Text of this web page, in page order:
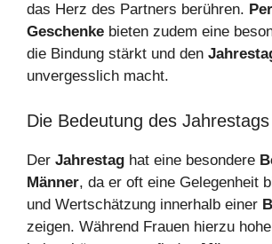
das Herz des Partners berühren.
Geschenke bieten zudem eine
die Bindung stärkt und den
unvergesslich macht.
Die Bedeutung des
Der Jahrestag hat eine besondere
Männer, da er oft eine Gelegenheit
und Wertschätzung innerhalb einer
zeigen. Während Frauen hierzu